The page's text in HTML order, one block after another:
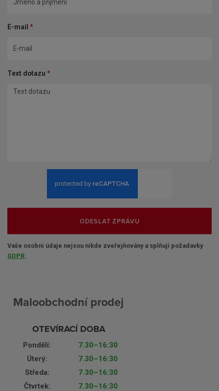
E-mail *
Text dotazu *
ODESLAT ZPRÁVU
Vaše osobní údaje nejsou nikde zveřejňovány a splňují požadavky
GDPR
Maloobchodní prodej
OTEVÍRACÍ DOBA
Pondělí:
7.30–16:30
Úterý:
7.30–16:30
Středa:
7.30–16:30
Čtvrtek:
7.30–16:30